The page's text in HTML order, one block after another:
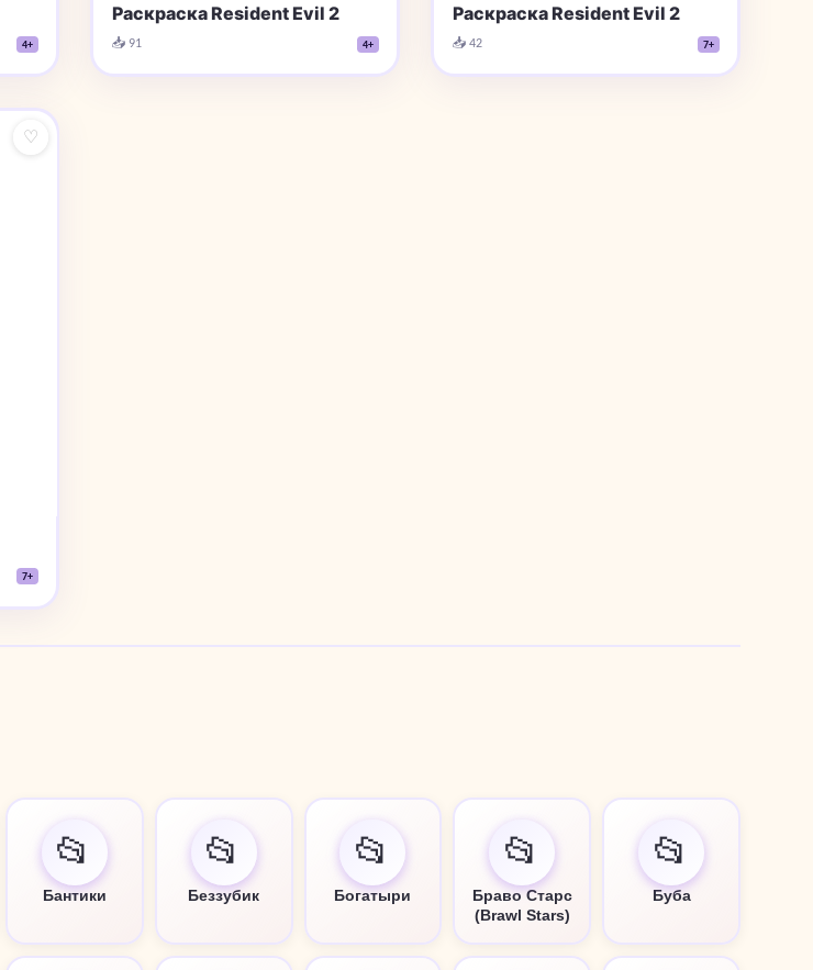
4+
Раскраска Resident Evil 2
📥 91 4+
Раскраска Resident Evil 2
📥 42 7+
♡
7+
📂
Бантики
📂
Беззубик
📂
Богатыри
📂
Браво Старс
(Brawl Stars)
📂
Буба